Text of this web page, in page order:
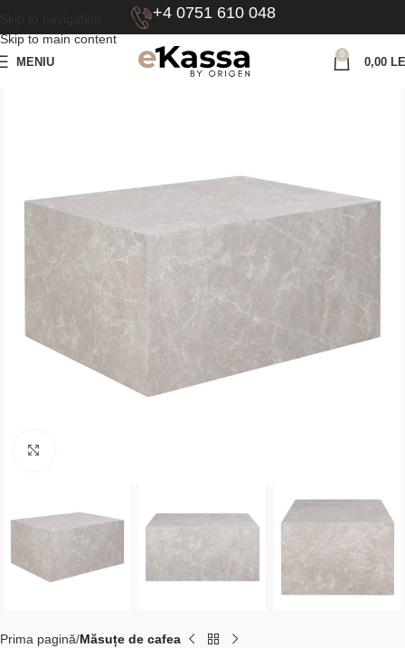
Skip to main content
+4 0751 610 048
MENIU
0
0,00
Prima pagină Măsuțe de cafea